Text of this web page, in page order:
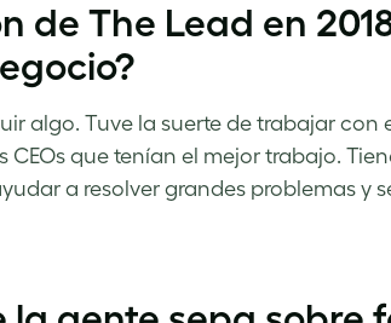
de The Lead en
algo. Tuve la suerte de trabajar con
que tenían el mejor trabajo.
a resolver grandes problemas y